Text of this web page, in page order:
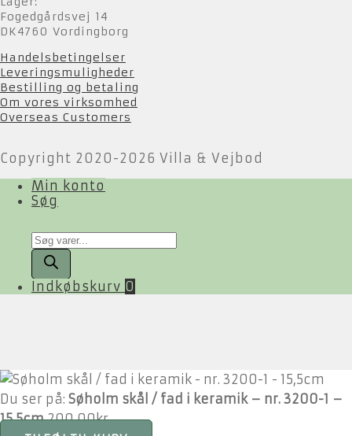
Fogedgårdsvej 14
DK4760 Vordingborg
Handelsbetingelser
Leveringsmuligheder
Bestilling og betaling
Om vores virksomhed
Overseas Customers
Copyright 2020-2026 Villa & Vejbod
Min konto
Søg
Products
search
Indkøbskurv 0
Du ser på: Søholm skål / fad i keramik – nr. 3200-1 –
15,5cm 200,00kr.